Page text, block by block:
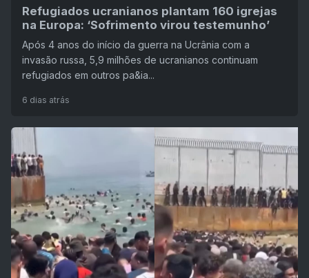
Refugiados ucranianos plantam 160 igrejas
na Europa: ‘Sofrimento virou testemunho’
Após 4 anos do início da guerra na Ucrânia com a
invasão russa, 5,9 milhões de ucranianos continuam
refugiados em outros pa&ia...
6 dias atrás